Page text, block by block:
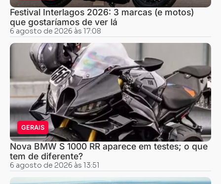
Festival Interlagos 2026: 3 marcas (e motos)
que gostaríamos de ver lá
6 agosto de 2026 às 17:08
GERAIS
Nova BMW S 1000 RR aparece em testes; o que
tem de diferente?
6 agosto de 2026 às 13:51